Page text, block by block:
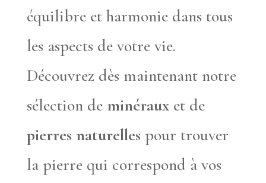
équilibre et harmonie dans tous
les aspects de votre vie.
Découvrez dès maintenant notre
sélection de minérauxet de
pierres naturelles pour trouver
la pierre qui correspond à vos